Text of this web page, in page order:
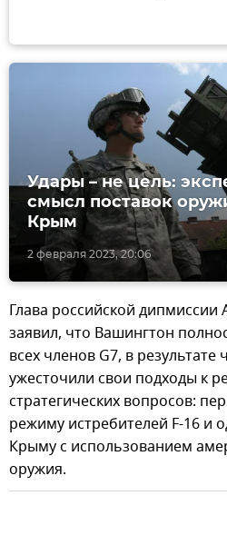
2 февраля 2023, 20:06
Удары – не цель:
смысл поставок
Крым
Глава российской
заявил, что Вашингтон
всех членов G7, в результате
ужесточили свои подходы к
стратегических вопросов:
режиму истребителей F-16 и
Крыму с использованием
оружия.